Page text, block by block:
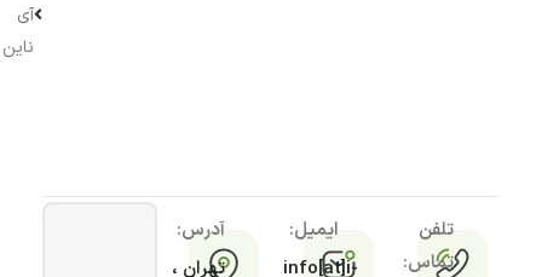
آی
ناین
تلفن
تماس:
ایمیل:
info[at]i-
آدرس:
تهران ،